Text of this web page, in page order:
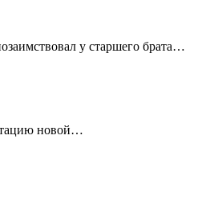
у старшего брата…
новой…